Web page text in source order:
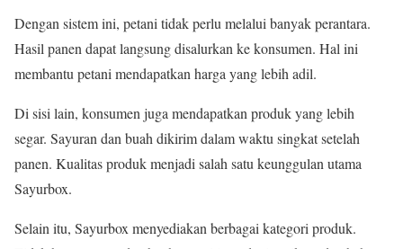
Dengan sistem ini, petani tidak perlu melalui banyak perantara.
Hasil panen dapat langsung disalurkan ke konsumen. Hal ini
membantu petani mendapatkan harga yang lebih adil.
Di sisi lain, konsumen juga mendapatkan produk yang lebih
segar. Sayuran dan buah dikirim dalam waktu singkat setelah
panen. Kualitas produk menjadi salah satu keunggulan utama
Sayurbox.
Selain itu, Sayurbox menyediakan berbagai kategori produk.